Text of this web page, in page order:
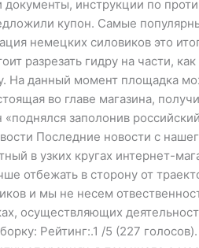
инструкции по
купон. Самые
немецких силовиков это
разрезать гидру на части,
На данный момент площадка
во главе магазина,
заполонив
Последние новости с
в узких кругах интернет-
отбежать в сторону от
и мы не несем
осуществляющих
Рейтинг:.1 /5 (227